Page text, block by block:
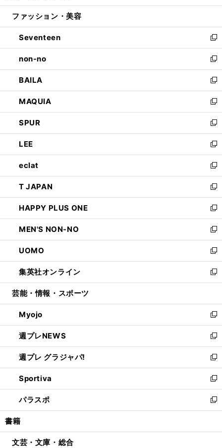
開
ウ
開
く
ン
ウ
で
開
く
ウ
ン
ド
ウ
で
開
く
ファッション・美容
Seventeen
新
し
い
ウ
ィ
ン
ド
ウ
で
開
く
non-no
新
し
い
ウ
ィ
ン
ド
ウ
で
開
く
BAILA
新
し
い
ウ
ィ
ン
ド
ウ
で
開
く
MAQUIA
新
し
い
ウ
ィ
ン
ド
ウ
で
開
く
SPUR
新
し
い
ウ
ィ
ン
ド
ウ
で
開
く
LEE
新
し
い
ウ
ィ
ン
ド
ウ
で
開
く
eclat
新
し
い
ウ
ィ
ン
ド
ウ
で
開
く
T JAPAN
新
し
い
ウ
ィ
ン
ド
ウ
で
開
HAPPY PLUS ONE
新
し
い
ウ
ィ
ン
ド
ウ
開
く
MEN'S NON-NO
新
し
い
ウ
ィ
ン
ウ
で
開
く
UOMO
新
し
い
ウ
ン
ド
ウ
で
開
く
集英社オンライン
新
し
ウ
ィ
ン
ド
ウ
で
開
く
芸能・情報・スポーツ
Myojo
新
し
い
ウ
ィ
ン
ド
ウ
で
開
週プレNEWS
新
し
い
ウ
ィ
ン
ド
ウ
開
週プレ グラジャパ!
新
し
い
ウ
ィ
ン
ウ
Sportiva
新
し
い
ウ
ン
パラスポ
新
し
ウ
書籍
文芸・文庫・総合